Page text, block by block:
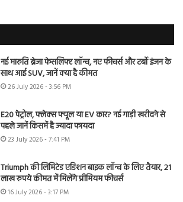
नई मारुति ब्रेजा फेसलिफ्ट लॉन्च, नए फीचर्स और टर्बो इंजन के
साथ आई SUV, जानें क्या है कीमत
26 July 2026 - 3:56 PM
E20 पेट्रोल, फ्लेक्स फ्यूल या EV कार? नई गाड़ी खरीदने से
पहले जानें किसमें है ज्यादा फायदा
23 July 2026 - 7:41 PM
Triumph की लिमिटेड एडिशन बाइक लॉन्च के लिए तैयार, 21
लाख रुपये कीमत में मिलेंगे प्रीमियम फीचर्स
16 July 2026 - 3:17 PM